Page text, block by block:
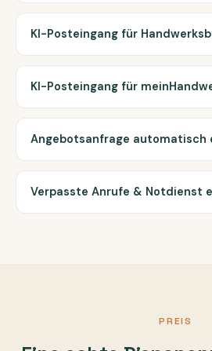
KI-Posteingang für
KI-Posteingang für
Angebotsanfrage automatisch
Verpasste Anrufe & Notdienst
PREIS